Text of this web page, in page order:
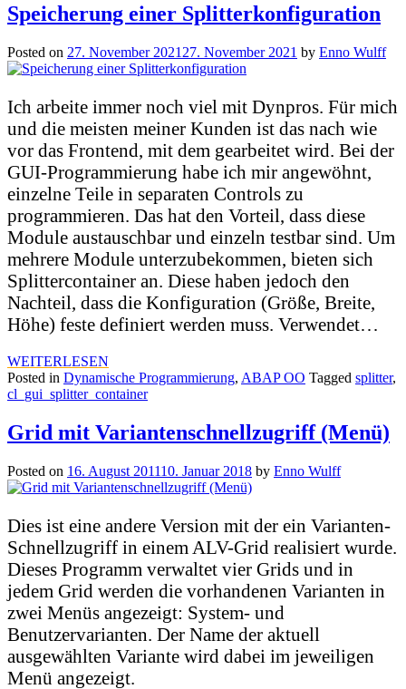
Speicherung einer Splitterkonfiguration
Posted on 27. November 2021 27. November 2021 by Enno Wulff
Ich arbeite immer noch viel mit Dynpros. Für mich
und die meisten meiner Kunden ist das nach wie
vor das Frontend, mit dem gearbeitet wird. Bei der
GUI-Programmierung habe ich mir angewöhnt,
einzelne Teile in separaten Controls zu
programmieren. Das hat den Vorteil, dass diese
Module austauschbar und einzeln testbar sind. Um
mehrere Module unterzubekommen, bieten sich
Splittercontainer an. Diese haben jedoch den
Nachteil, dass die Konfiguration (Größe, Breite,
Höhe) feste definiert werden muss. Verwendet…
WEITERLESEN
Posted in Dynamische Programmierung, ABAP OO Tagged splitter,
cl_gui_splitter_container
Grid mit Variantenschnellzugriff (Menü)
Posted on 16. August 201110. Januar 2018 by Enno Wulff
Dies ist eine andere Version mit der ein Varianten-
Schnellzugriff in einem ALV-Grid realisiert wurde.
Dieses Programm verwaltet vier Grids und in
jedem Grid werden die vorhandenen Varianten in
zwei Menüs angezeigt: System- und
Benutzervarianten. Der Name der aktuell
ausgewählten Variante wird dabei im jeweiligen
Menü angezeigt.